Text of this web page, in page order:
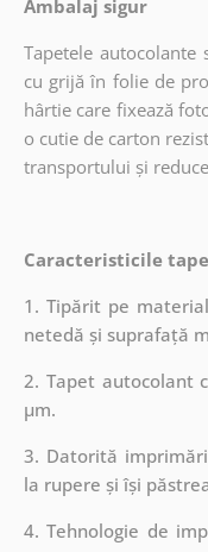
Ambalaj sigur
Tapetele
cu grijă în folie de
hârtie care fixează
o cutie de carton
transportului și
Caracteristicile
1. Tipărit pe
netedă și suprafață
2. Tapet autocolant
µm.
3. Datorită
la rupere și își
4. Tehnologie de